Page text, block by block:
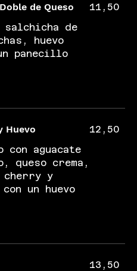
de Queso
salchicha de
huevo
panecillo
11,50
Huevo
aguacate
queso crema,
cherry y
un huevo
12,50
13,50